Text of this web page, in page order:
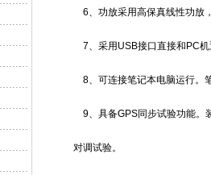
6、功放采用高保真线性功放
7、采用USB接口直接和PC机
8、可连接笔记本电脑运行。
9、具备GPS同步试验功能。
对调试验。